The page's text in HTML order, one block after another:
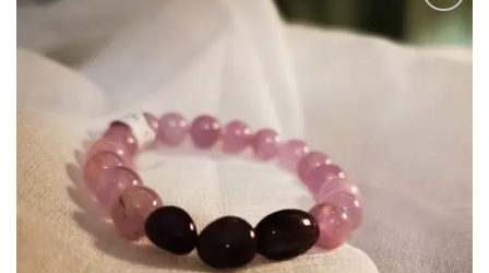
Mėgstamiausias